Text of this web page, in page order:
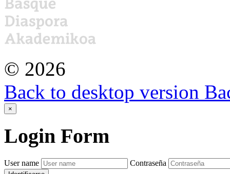
© 2026
Back to desktop version
×
Login Form
User name Contraseña